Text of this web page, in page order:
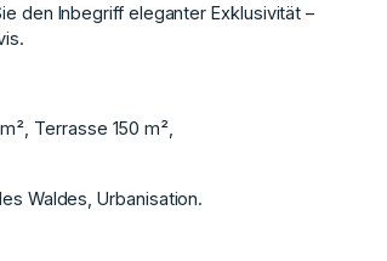
den Inbegriff eleganter Exklusivität –
Terrasse 150 m²,
Waldes, Urbanisation.